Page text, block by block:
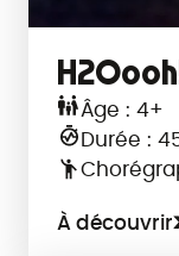
Âge : 4+
Durée :
À découvrir